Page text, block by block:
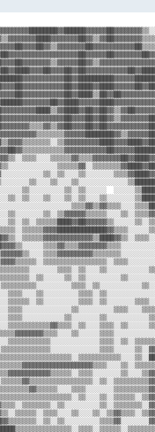
░░░░▒▒▓▓▒▒████▓▓▓▓██▓▓▓▓██▓▓▓▓████████▓▓▒▒████▓▓▒▒▒▒▒▒▒▒▒▒▒▒░░░░░░░░▒▒▒▒░░▒▒░░░░▒▒░░░░░░░░░░░░▒▒▒▒▒▒▒▒██▓▓████▓▓██▓▓▒▒▒▒░░░░░░▒▒░░▒▒▓▓
░░▒▒▒▒▓▓▒▒██████████▓▓▓▓██████████████▓▓▒▒▓▓▓▓▒▒▒▒▒▒▒▒▒▒▒▒▒▒░░▒▒░░░░░░▒▒░░▒▒░░░░░░░░░░▒▒░░░░░░░░▒▒▒▒▓▓████████▓▓██▓▓▓▓░░░░  ░░░░░░▒▒▓▓
▒▒▒▒▒▒▓▓████████████████████▓▓▓▓████▓▓▒▒▓▓▒▒▒▒▒▒▒▒░░▒▒▒▒▒▒▒▒▒▒░░░░░░░░░░▒▒▒▒░░▒▒░░░░░░░░░░░░▒▒░░▓▓████▓▓██▓▓██████▓▓▒▒░░░░░░░░  ░░▒▒░░
░░▒▒▓▓▓▓▓▓████▓▓████▓▓████████████▓▓▓▓▓▓▒▒▒▒▒▒░░▒▒░░░░▒▒▒▒░░░░▒▒░░░░░░░░░░▒▒▒▒░░▒▒░░░░░░░░░░░░░░████████▓▓▓▓██▓▓██▓▓▒▒▒▒░░░░░░░░░░░░▒▒
▒▒▒▒▓▓██▓▓██████████▓▓████████████▓▓▓▓▓▓▓▓▒▒▒▒░░░░░░░░▒▒▒▒▒▒░░▒▒░░░░░░░░░░▒▒▒▒░░▒▒░░░░░░░░▒▒▒▒░░████▓▓████▓▓██▓▓██▓▓▒▒▒▒░░░░░░░░▒▒░░▓▓
▓▓▒▒▓▓▓▓████▓▓██████████████████████▓▓▓▓▒▒▒▒░░░░░░░░░░▒▒▒▒░░░░░░░░░░░░░░▒▒░░░░░░░░░░▒▒▒▒░░░░▒▒▒▒████▓▓████▓▓██████▓▓▒▒▒▒▒▒░░░░░░░░▒▒░░
▓▓▒▒▓▓██▓▓▓▓▓▓▓▓████▓▓▓▓████████████▓▓▓▓▒▒▒▒░░░░▒▒░░░░▒▒▒▒░░░░░░░░░░░░▒▒░░░░░░░░▒▒░░░░░░░░░░░░▒▒████████▓▓████▓▓████▒▒▒▒▒▒░░▒▒░░▒▒▒▒░░
▓▓▓▓▓▓██▓▓▓▓████████▓▓▓▓████████████▓▓▓▓▒▒▒▒░░░░▒▒░░░░▒▒▒▒▒▒▒▒▒▒▒▒▓▓▒▒▒▒░░▒▒░░░░▒▒▒▒░░▒▒░░░░░░▒▒████████▓▓████▓▓████▒▒▒▒▒▒░░▒▒▒▒▒▒▒▒░░
▓▓▓▓████▓▓▓▓██████████████████████████▓▓▓▓▒▒▒▒░░░░▒▒▒▒▒▒▓▓▓▓▓▓▓▓▒▒▒▒░░░░▒▒░░░░░░▒▒▒▒░░░░░░░░░░░░████████████████████▒▒▓▓▒▒▒▒▒▒▒▒▒▒▒▒▒▒
▓▓▒▒████▒▒██████████▓▓████▓▓▓▓████████▒▒▒▒▒▒▒▒░░▒▒░░░░▒▒▒▒▒▒▒▒▒▒▒▒░░░░░░░░░░░░░░▒▒▒▒░░▒▒░░▒▒▒▒▒▒████████▓▓██▓▓██████▒▒▒▒▒▒▒▒▒▒▒▒▒▒▒▒▓▓
██▒▒████▒▒██▓▓▓▓████▓▓▓▓██▓▓▓▓████▓▓██▓▓▒▒▒▒▒▒░░▒▒░░▒▒▒▒▒▒▒▒▒▒▒▒▒▒░░░░░░░░░░░░░░▒▒▒▒░░░░░░▒▒░░▓▓██▓▓████▓▓████▓▓████▒▒▒▒▒▒▒▒▒▒▓▓▓▓▓▓▓▓
▓▓▒▒████▓▓██▓▓██████▓▓▓▓████████████████▒▒▒▒▒▒▒▒▒▒▒▒▒▒▒▒▒▒▒▒▒▒▒▒▒▒▒▒▒▒▒▒░░▒▒▒▒▒▒▒▒▒▒▒▒░░░░▒▒░░████████████████████▓▓▓▓▓▓▒▒▒▒▓▓████▓▓▓▓
██▒▒████▓▓▓▓▓▓████▓▓██▓▓▓▓██████████████▓▓▓▓▒▒▒▒▒▒▒▒▒▒▒▒▒▒▓▓▓▓▓▓▓▓▓▓▓▓▓▓▓▓▓▓▓▓▒▒▒▒░░░░▒▒░░▒▒▒▒▒▒████████▓▓████▓▓████▒▒▓▓▒▒▓▓▓▓▓▓██▓▓▓▓
▓▓▒▒████▒▒▓▓▓▓▓▓████▓▓▓▓▓▓▓▓▓▓██▓▓▓▓████▓▓▒▒▒▒▒▒▒▒▒▒▒▒▓▓▓▓▓▓▓▓▓▓▓▓▒▒▒▒▒▒░░▒▒▒▒░░░░░░░░▒▒░░░░▒▒▓▓██▓▓████▓▓████▓▓██▓▓▒▒▒▒▓▓▓▓▓▓▓▓██▓▓██
▓▓▒▒████▒▒▓▓▓▓▓▓██████▓▓████▓▓▓▓▓▓▓▓██████▓▓▒▒▒▒▒▒░░▒▒▒▒▒▒▓▓▒▒▒▒▒▒▒▒▒▒▒▒▒▒▒▒▒▒░░▒▒░░▒▒▒▒▒▒▒▒▒▒▓▓████████▓▓████████▓▓▒▒▒▒▒▒▓▓▓▓▓▓██▓▓▓▓
▒▒▓▓████▓▓████▓▓████▓▓▓▓▓▓▓▓▓▓▓▓██▓▓████████▓▓▒▒▒▒▒▒▒▒▒▒▒▒▒▒▓▓▒▒▒▒▒▒░░░░▒▒▒▒░░░░░░░░▒▒▒▒▒▒▒▒▒▒▓▓██████████████████▒▒▒▒▓▓▒▒▓▓▓▓▓▓▓▓▓▓▒▒
▒▒▒▒████▒▒▓▓██▒▒████▓▓▓▓▓▓▓▓▓▓▓▓██▓▓██████████▒▒▓▓▒▒▒▒▒▒▒▒▒▒▒▒▒▒▒▒▒▒▒▒▒▒░░▒▒░░░░▒▒░░▒▒▒▒▒▒░░▒▒▓▓▓▓▓▓████▓▓████▓▓██▒▒▒▒▓▓▒▒▓▓▓▓▓▓▓▓▒▒▓▓
▒▒░░▓▓██▓▓▓▓██▓▓██████▓▓▓▓▓▓██▓▓▓▓▓▓████████████▓▓▓▓▒▒▒▒░░▒▒▒▒▒▒▒▒░░▒▒░░░░░░░░░░▒▒░░▒▒▒▒▒▒▒▒░░▓▓▓▓████████████████▒▒▓▓██▓▓██▓▓▓▓▓▓▒▒▓▓
░░░░▒▒████▓▓▓▓████████████▒▒██▓▓▓▓▓▓██████████████▓▓▒▒░░▒▒▒▒▒▒░░▒▒▒▒░░░░▒▒░░░░▒▒░░▒▒▓▓▒▒▒▒░░▒▒▓▓▓▓████████████████▒▒████▓▓████▒▒▒▒▒▒▒▒
░░▒▒▒▒██▓▓▓▓▓▓▓▓████▓▓▓▓██▓▓▓▓▓▓▓▓▒▒████▓▓██████████▓▓▒▒▒▒▒▒▒▒░░▒▒░░▒▒░░░░░░░░░░▒▒▒▒▓▓░░░░░░░░▓▓▓▓▒▒████▓▓██████▓▓▓▓▓▓▓▓▓▓██▓▓▓▓▒▒▒▒▓▓
░░▒▒▒▒▓▓▓▓██▓▓▓▓████▓▓██▓▓▓▓▓▓▓▓▓▓▒▒████▓▓██████████████▒▒▒▒▒▒▒▒▒▒▒▒▒▒▒▒░░▒▒▒▒░░▒▒▒▒▒▒░░▒▒▒▒▒▒▒▒▓▓░░████▓▓████▓▓▓▓▓▓▓▓▓▓▒▒▓▓▓▓██▓▓▓▓▒▒